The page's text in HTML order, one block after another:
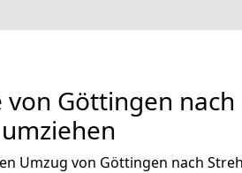
von Göttingen nach
Umzug von Göttingen nach